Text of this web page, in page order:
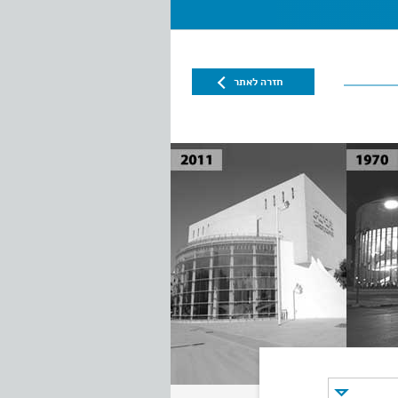
חזרה לאתר